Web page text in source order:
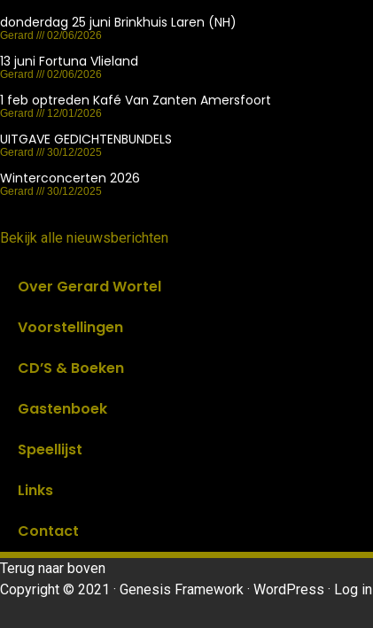
donderdag 25 juni Brinkhuis Laren (NH)
Gerard 02/06/2026
13 juni Fortuna Vlieland
Gerard 02/06/2026
1 feb optreden Kafé Van Zanten Amersfoort
Gerard 12/01/2026
UITGAVE GEDICHTENBUNDELS
Gerard 30/12/2025
Winterconcerten 2026
Gerard 30/12/2025
Bekijk alle nieuwsberichten
Over Gerard Wortel
Voorstellingen
CD’S & Boeken
Gastenboek
Speellijst
Links
Contact
Terug naar boven
Copyright © 2021 · Genesis Framework · WordPress · Log in